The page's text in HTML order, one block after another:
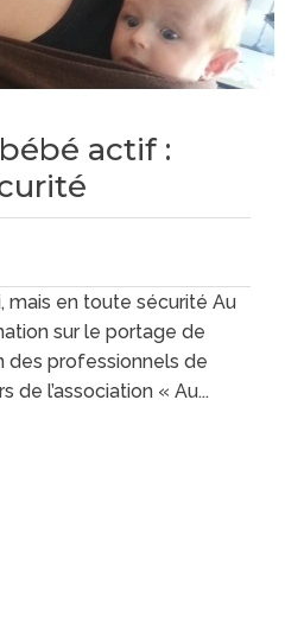
actif :
mais en toute sécurité Au
sur le portage de
des professionnels de
de l’association « Au...